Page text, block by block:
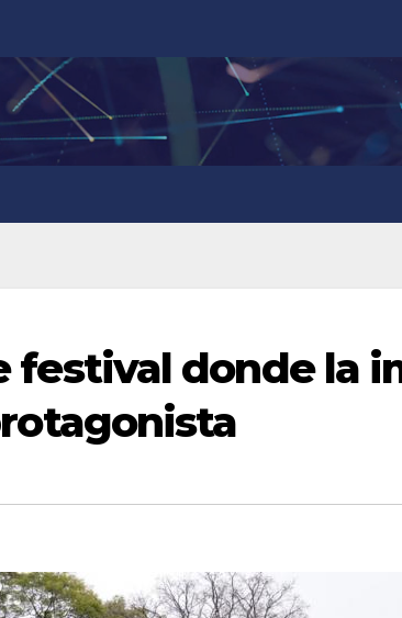
festival donde la